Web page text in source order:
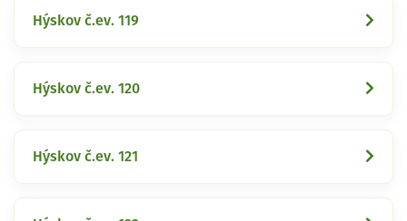
Hýskov č.ev. 119
Hýskov č.ev. 120
Hýskov č.ev. 121